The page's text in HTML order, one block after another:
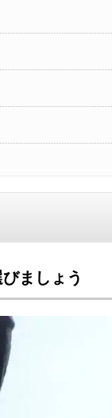
ましょう